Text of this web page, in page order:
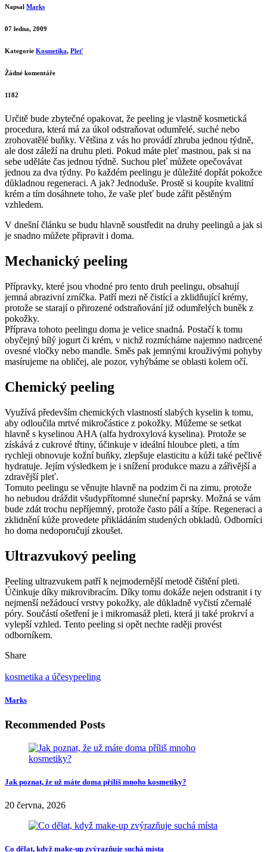
Napsal Marks
07 ledna, 2009
Kategorie Kosmetika, Pleť
Žádné komentáře
1182
Určitě bude zbytečné opakovat, že peeling je vlastně kosmetická
procedura, která má za úkol odstraňovat odumřelé, suché nebo
zrohovatělé buňky. Většina z vás ho provádí zhruba jednou týdně,
ale dost záleží na druhu pleti. Pokud máte pleť mastnou, pak si na
sebe uděláte čas jednou týdně. Suchou pleť můžete opečovávat
jednou za dva týdny. Po každém peelingu je důležité dopřát pokožce
důkladnou regeneraci. A jak? Jednoduše. Prostě si koupíte kvalitní
krém a tím dosáhnete toho, že vaše pleť bude zářit pěstěným
vzhledem.
V dnešní článku se budu hlavně soustředit na druhy peelingů a jak si
je snadno můžete připravit i doma.
Mechanický peeling
Přípravky, které jsou vhodné pro tento druh peelingu, obsahují
jemná abrazivní zrníčka. Patří mezi ně čistící a zklidňující krémy,
protože se starají o přirozené odstraňování již odumřelých buněk z
pokožky.
Příprava tohoto peelingu doma je velice snadná. Postačí k tomu
obyčejný bílý jogurt či krém, v nichž rozmícháme najemno nadrcené
ovesné vločky nebo mandle. Směs pak jemnými krouživými pohyby
masírujeme na obličej, ale pozor, vyhýbáme se oblasti kolem očí.
Chemický peeling
Využívá především chemických vlastností slabých kyselin k tomu,
aby odloučila mrtvé mikročástice z pokožky. Můžeme se setkat
hlavně s kyselinou AHA (alfa hydroxylová kyselina). Protože se
získává z cukrové třtiny, účinkuje v ideální hloubce pleti, a tím
rychleji obnovuje kožní buňky, zlepšuje elasticitu a kůži také pečlivě
hydratuje. Jejím výsledkem je i snížení produkce mazu a zářivější a
zdravější pleť.
Tomuto peelingu se věnujte hlavně na podzim či na zimu, protože
ho nebudou dráždit všudypřítomné sluneční paprsky. Možná se vám
bude zdát trochu nepříjemný, protože často pálí a štípe. Regeneraci a
zklidnění kůže provedete přikládáním studených obkladů. Odborníci
ho doma nedoporučují zkoušet.
Ultrazvukový peeling
Peeling ultrazvukem patří k nejmodernější metodě čištění pleti.
Účinkuje díky mikrovibracím. Díky tomu dokáže nejen odstranit i ty
nejmenší nežádoucí vrstvy pokožky, ale důkladně vyčistí zčernalé
póry. Součástí ošetření je i mikromasáž pleti, která ji také prokrví a
vylepší vzhled. Tento peeling si opět nechte raději provést
odborníkem.
Share
kosmetika a účesypeeling
Marks
Recommended Posts
Jak poznat, že už máte doma příliš mnoho kosmetiky?
20 června, 2026
Co dělat, když make-up zvýrazňuje suchá místa